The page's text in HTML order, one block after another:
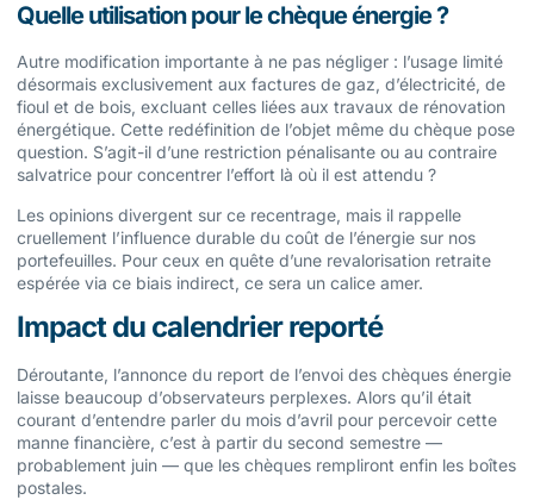
Quelle utilisation pour le chèque énergie ?
Autre modification importante à ne pas négliger : l’usage limité
désormais exclusivement aux factures de gaz, d’électricité, de
fioul et de bois, excluant celles liées aux travaux de rénovation
énergétique. Cette redéfinition de l’objet même du chèque pose
question. S’agit-il d’une restriction pénalisante ou au contraire
salvatrice pour concentrer l’effort là où il est attendu ?
Les opinions divergent sur ce recentrage, mais il rappelle
cruellement l’influence durable du coût de l’énergie sur nos
portefeuilles. Pour ceux en quête d’une revalorisation retraite
espérée via ce biais indirect, ce sera un calice amer.
Impact du calendrier reporté
Déroutante, l’annonce du report de l’envoi des chèques énergie
laisse beaucoup d’observateurs perplexes. Alors qu’il était
courant d’entendre parler du mois d’avril pour percevoir cette
manne financière, c’est à partir du second semestre —
probablement juin — que les chèques rempliront enfin les boîtes
postales.